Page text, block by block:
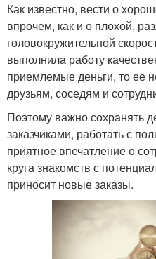
Как известно, вести о
впрочем, как и о плохой,
головокружительной
выполнила работу
приемлемые деньги, то ее
друзьям, соседям и
Поэтому важно сохранять
заказчиками, работать с
приятное впечатление о
круга знакомств с
приносит новые заказы.